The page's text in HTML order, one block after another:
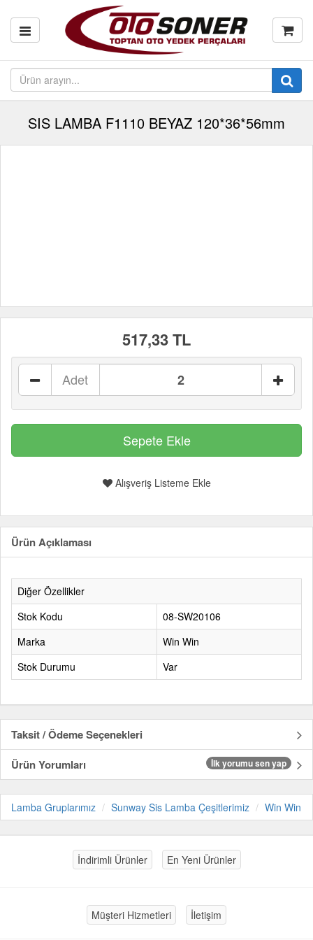
SIS LAMBA F1110 BEYAZ 120*36*56mm
517,33 TL
Adet
Alışveriş Listeme Ekle
Ürün Açıklaması
Diğer Özellikler
Stok Kodu
08-SW20106
Marka
Win Win
Stok Durumu
Var
Taksit / Ödeme Seçenekleri
Ürün Yorumları
İlk yorumu sen yap
Lamba Gruplarımız Sunway Sis Lamba Çeşitlerimiz Win Win
İndirimli Ürünler En Yeni Ürünler
Müşteri Hizmetleri İletişim